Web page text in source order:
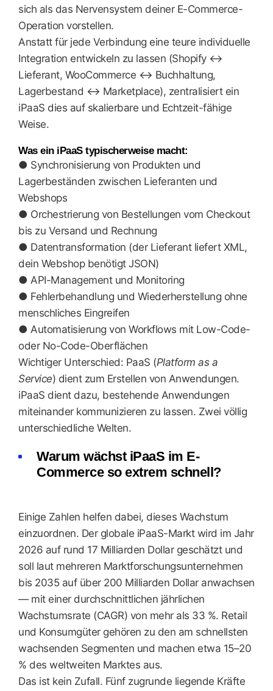
sich als das Nervensystem deiner E-Commerce-
Operation vorstellen.
Anstatt für jede Verbindung eine teure individuelle
Integration entwickeln zu lassen (Shopify ↔
Lieferant, WooCommerce ↔ Buchhaltung,
Lagerbestand ↔ Marketplace), zentralisiert ein
iPaaS dies auf skalierbare und Echtzeit-fähige
Weise.
Was ein iPaaS typischerweise macht:
● Synchronisierung von Produkten und
Lagerbeständen zwischen Lieferanten und
Webshops
● Orchestrierung von Bestellungen vom Checkout
bis zu Versand und Rechnung
● Datentransformation (der Lieferant liefert XML,
dein Webshop benötigt JSON)
● API-Management und Monitoring
● Fehlerbehandlung und Wiederherstellung ohne
menschliches Eingreifen
● Automatisierung von Workflows mit Low-Code-
oder No-Code-Oberflächen
Wichtiger Unterschied: PaaS (Platform as a
Service) dient zum Erstellen von Anwendungen.
iPaaS dient dazu, bestehende Anwendungen
miteinander kommunizieren zu lassen. Zwei völlig
unterschiedliche Welten.
Warum wächst iPaaS im E-
Commerce so extrem schnell?
Einige Zahlen helfen dabei, dieses Wachstum
einzuordnen. Der globale iPaaS-Markt wird im Jahr
2026 auf rund 17 Milliarden Dollar geschätzt und
soll laut mehreren Marktforschungsunternehmen
bis 2035 auf über 200 Milliarden Dollar anwachsen
— mit einer durchschnittlichen jährlichen
Wachstumsrate (CAGR) von mehr als 33 %. Retail
und Konsumgüter gehören zu den am schnellsten
wachsenden Segmenten und machen etwa 15–20
% des weltweiten Marktes aus.
Das ist kein Zufall. Fünf zugrunde liegende Kräfte